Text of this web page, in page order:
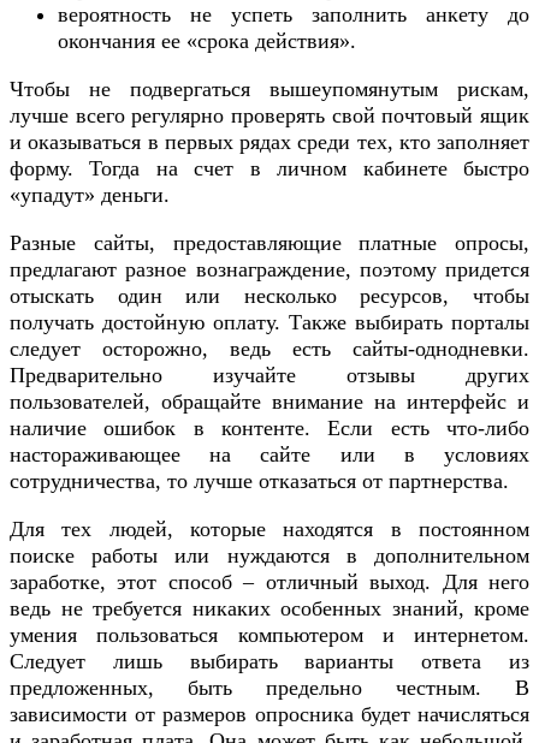
вероятность не успеть заполнить анкету до
окончания ее «срока действия».
Чтобы не подвергаться вышеупомянутым рискам,
лучше всего регулярно проверять свой почтовый ящик
и оказываться в первых рядах среди тех, кто заполняет
форму. Тогда на счет в личном кабинете быстро
«упадут» деньги.
Разные сайты, предоставляющие платные опросы,
предлагают разное вознаграждение, поэтому придется
отыскать один или несколько ресурсов, чтобы
получать достойную оплату. Также выбирать порталы
следует осторожно, ведь есть сайты-однодневки.
Предварительно изучайте отзывы других
пользователей, обращайте внимание на интерфейс и
наличие ошибок в контенте. Если есть что-либо
настораживающее на сайте или в условиях
сотрудничества, то лучше отказаться от партнерства.
Для тех людей, которые находятся в постоянном
поиске работы или нуждаются в дополнительном
заработке, этот способ – отличный выход. Для него
ведь не требуется никаких особенных знаний, кроме
умения пользоваться компьютером и интернетом.
Следует лишь выбирать варианты ответа из
предложенных, быть предельно честным. В
зависимости от размеров опросника будет начисляться